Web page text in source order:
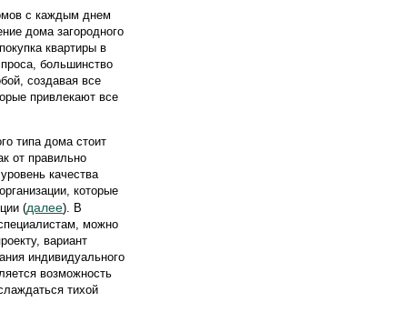
с каждым днем
дома загородного
квартиры в
большинство
создавая все
привлекают все
типа дома стоит
от правильно
качества
которые
(далее). В
можно
вариант
индивидуального
возможность
тихой